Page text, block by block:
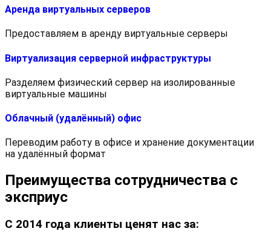
Аренда виртуальных серверов
Предоставляем в аренду виртуальные серверы
Виртуализация серверной инфраструктуры
Разделяем физический сервер на изолированные
виртуальные машины
Облачный (удалённый) офис
Переводим работу в офисе и хранение документации
на удалённый формат
Преимущества сотрудничества с
эксприус
С 2014 года клиенты ценят нас за: